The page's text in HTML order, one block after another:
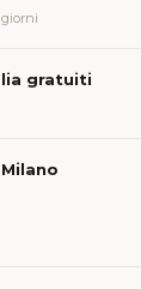
giorni
gratuiti